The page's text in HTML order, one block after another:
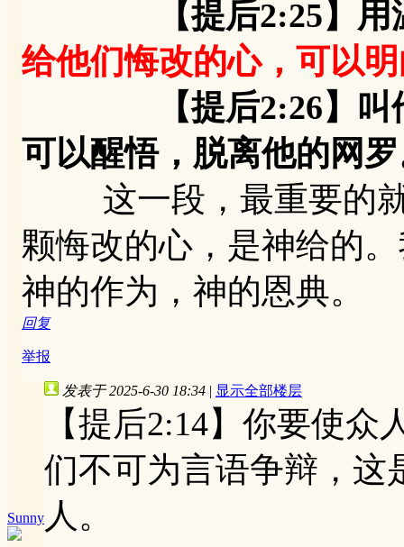
【提后2:25】用温
给他们悔改的心，可以
【提后2:26】叫他
可以醒悟，脱离他的网
这一段，最重要的就
颗悔改的心，是神给的
神的作为，神的恩典。
回复
举报
Sunny
发表于 2025-6-30 18:34 | 显示全部楼层
【提后2:14】你要使
们不可为言语争辩，这
人。